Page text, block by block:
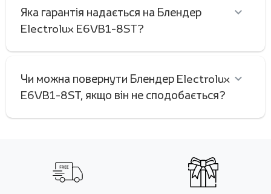
Яка гарантія надається на Блендер
Electrolux E6VB1-8ST?
Чи можна повернути Блендер Electrolux
E6VB1-8ST, якщо він не сподобається?